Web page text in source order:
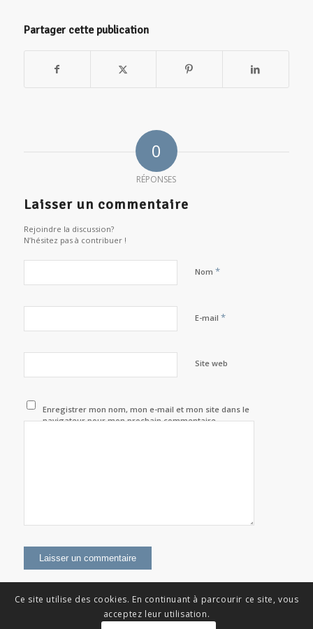
Partager cette publication
0
RÉPONSES
Laisser un commentaire
Rejoindre la discussion?
N’hésitez pas à contribuer !
Nom *
E-mail *
Site web
Enregistrer mon nom, mon e-mail et mon site dans le
navigateur pour mon prochain commentaire.
Ce site utilise des cookies. En continuant à parcourir ce site, vous
acceptez leur utilisation.